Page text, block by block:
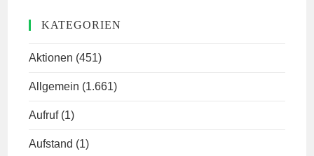
KATEGORIEN
Aktionen (451)
Allgemein (1.661)
Aufruf (1)
Aufstand (1)